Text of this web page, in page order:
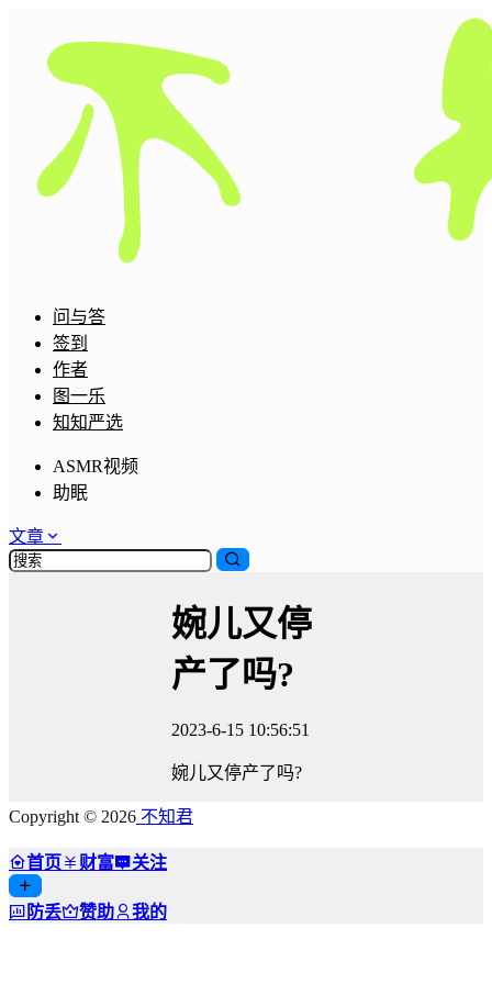
问与答
签到
作者
图一乐
知知严选
ASMR视频
助眠
文章
婉儿又停
产了吗?
2023-6-15 10:56:51
婉儿又停产了吗?
Copyright © 2026 不知君
首页 财富 关注
防丢 赞助 我的